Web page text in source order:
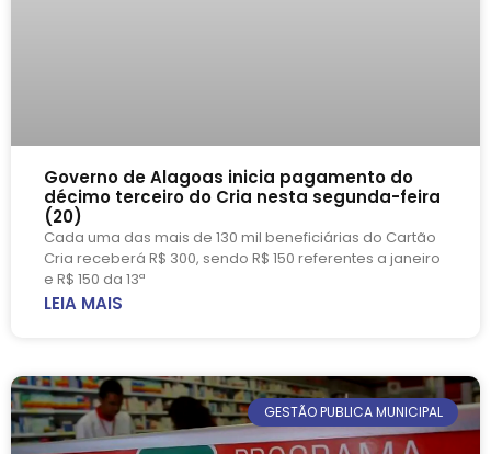
Governo de Alagoas inicia pagamento do
décimo terceiro do Cria nesta segunda-feira
(20)
Cada uma das mais de 130 mil beneficiárias do Cartão
Cria receberá R$ 300, sendo R$ 150 referentes a janeiro
e R$ 150 da 13ª
LEIA MAIS
GESTÃO PUBLICA MUNICIPAL